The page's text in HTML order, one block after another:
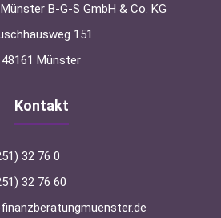
B-G-S GmbH & Co. KG
151
48161 Münster
Kontakt
32 76 0
32 76 60